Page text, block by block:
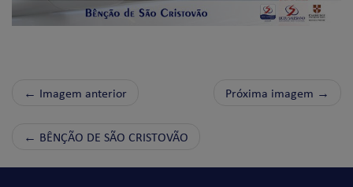
← Imagem anterior Próxima imagem →
← BÊNÇÃO DE SÃO CRISTOVÃO